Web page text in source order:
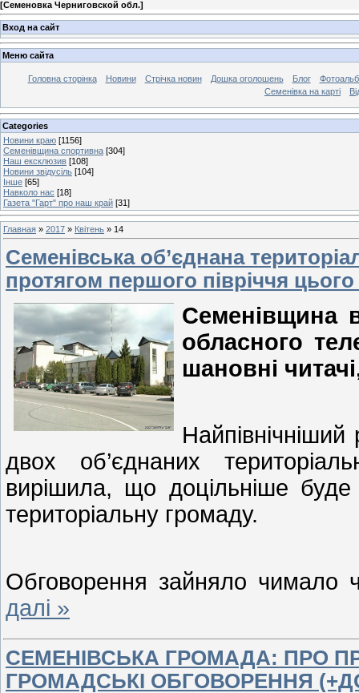
[Семеновка Черниговской обл.]
Вход на сайт
Меню сайта
Головна сторінка Новини Стрічка новин Дошка оголошень Блог
Семенівка на карті
Categories
Новини краю [1156]
Семенівщина спортивна [304]
Наш ексклюзив [108]
Новини звідусіль [104]
Інше [65]
Навколо нас [18]
Газета "Гарт" про наш край [31]
Главная » 2017 » Квітень » 14
Семенівська об’єднана
протягом першого півріччя цього
Семенівщина
обласного
шановні
двох об’єднаних
вирішила, що доцільніше
територіальну громаду.
Обговорення зайняло
далі »
СЕМЕНІВСЬКА ГРОМАДА: ПРО
ГРОМАДСЬКІ ОБГОВОРЕННЯ